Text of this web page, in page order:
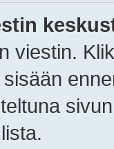
viestin.